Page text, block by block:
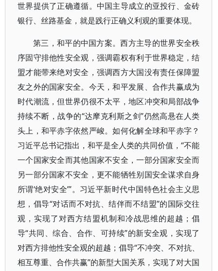
世界提供了正确遵循。中国主导成立的亚投行、金砖
银行、丝路基金，就是践行正确义利观的重要体现。
第三，和平的中国方案。西方主导的世界安全秩
序固守排他性安全观，强调霸权有利于世界稳定，结
盟才能带来绝对安全，强调西方大国没有责任保障盟
友之外的国家安全。今天，和平发展、合作共赢成为
时代潮流，但世界仍很不太平，地区冲突和局部战争
持续不断，战争的“达摩克利斯之剑”仍然高悬在人类
头上，和平赤字依然严峻。如何化解全球和平赤字？
习近平总书记指出，和平是全人类的共同价值，“不能
一个国家安全而其他国家不安全，一部分国家安全而
另一部分国家不安全，更不能牺牲别国安全谋求自身
所谓‘绝对安全’”。习近平新时代中国特色社会主义思
想，倡导“对话而不对抗、结伴而不结盟”的国际交往
观，实现了对西方结盟机制和冷战思维的超越；倡
导“共同、综合、合作、可持续”的新安全观，实现了
对西方排他性安全观的超越；倡导“不冲突、不对抗、
相互尊重、合作共赢”的新型大国关系，实现了对大国